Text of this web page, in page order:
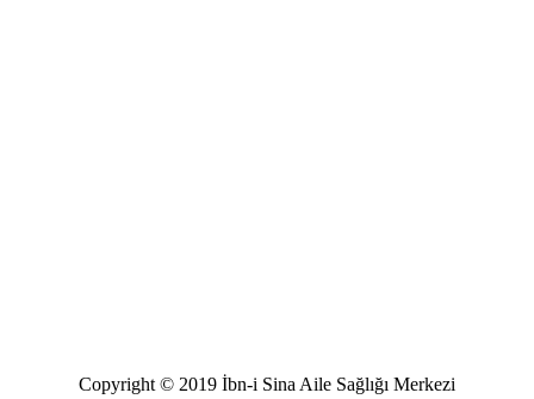
Copyright © 2019 İbn-i Sina Aile Sağlığı Merkezi